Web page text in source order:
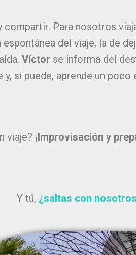
compartir. Para nosotros
espontánea del viaje, la de
Víctor se informa del
y, si puede, aprende un poco
viaje? ¡Improvisación y
Y tú, ¿saltas con